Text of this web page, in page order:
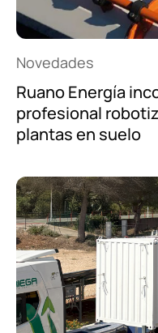
Novedades
Ruano Energía
profesional
plantas en suelo